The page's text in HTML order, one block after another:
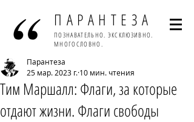
ПАРАНТЕЗА
ПОЗНАВАТЕЛЬНО. ЭКСКЛЮЗИВНО.
МНОГОСЛОВНО.
Тим Маршалл: Флаги, за которые
отдают жизни. Флаги свободы
Парантеза
25 мар. 2023 г. 10 мин. чтения